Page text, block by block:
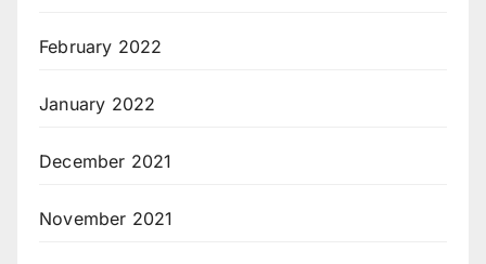
February 2022
January 2022
December 2021
November 2021